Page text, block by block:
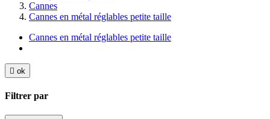
Cannes
Cannes en métal réglables petite taille
Cannes en métal réglables petite taille
 ok
Filtrer par